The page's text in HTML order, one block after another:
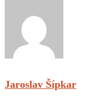
Jaroslav Šípkar